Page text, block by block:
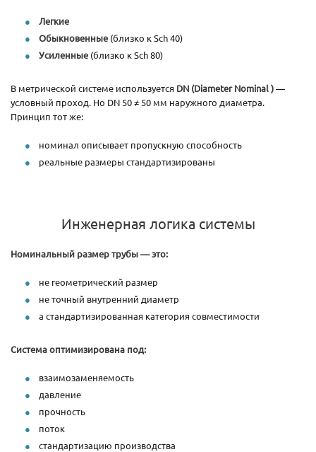
Легкие
Обыкновенные (близко к Sch 40)
Усиленные (близко к Sch 80)
В метрической системе используется DN (Diameter Nominal )—
условный проход. Но DN 50 ≠ 50 мм наружного диаметра.
Принцип тот же:
номинал описывает пропускную способность
реальные размеры стандартизированы
Инженерная логика системы
Номинальный размер трубы — это:
не геометрический размер
не точный внутренний диаметр
а стандартизированная категория совместимости
Система оптимизирована под:
взаимозаменяемость
давление
прочность
поток
стандартизацию производства